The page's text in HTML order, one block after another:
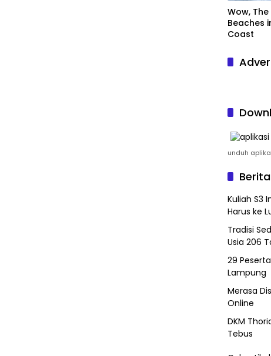
Wow, The
Beaches
Coast
unduh
Kuliah S3
Harus ke
Tradisi
Usia 206
29
Lampung
Merasa
Online
DKM
Tebus